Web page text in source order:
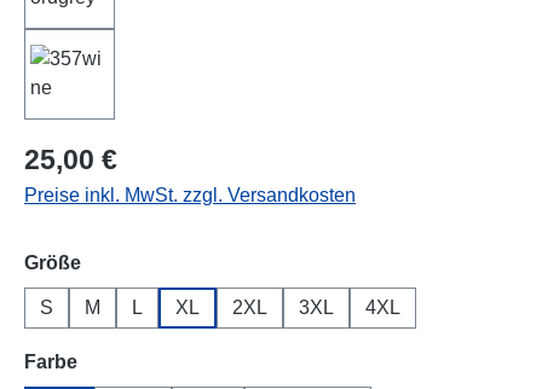
Regulärer Preis:
25,00 €
Preise inkl. MwSt. zzgl. Versandkosten
Größeauswählen
S M L XL 2XL 3XL 4XL
Farbeauswählen